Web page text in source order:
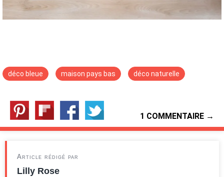
déco bleue maison pays bas déco naturelle
1 COMMENTAIRE →
Article rédigé par
Lilly Rose